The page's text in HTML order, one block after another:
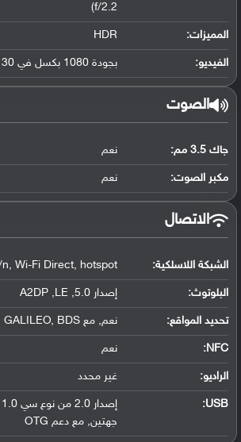
f/2.2)
المميزات: HDR
الفيديو: بجودة 1080 بكسل في 30 إطار في الثانية
الصوت
جاك 3.5 مم: نعم
مكبر الصوت: نعم
الاتصال
الشبكة اللاسلكية: Wi-Fi Direct, hotspot
البلوتوث: إصدار 5.0, A2DP ,LE
تحديد المواقع: نعم, مع A-GPS, GLONASS, GALILEO, BDS
NFC
: نعم
الراديو: غير محدد
USB
:
جهتين, مع دعم OTG